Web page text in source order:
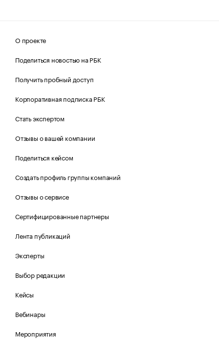
О проекте
Поделиться новостью на РБК
Получить пробный доступ
Корпоративная подписка РБК
Стать экспертом
Отзывы о вашей компании
Поделиться кейсом
Создать профиль группы компаний
Отзывы о сервисе
Сертифицированные партнеры
Лента публикаций
Эксперты
Выбор редакции
Кейсы
Вебинары
Мероприятия